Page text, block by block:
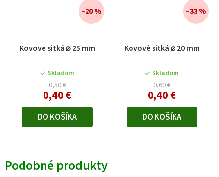
Kovové sitká ⌀ 25 mm
Skladom
0,50 €
0,40 €
–20 %
DO KOŠÍKA
Kovové sitká ⌀ 20 mm
Skladom
0,60 €
0,40 €
–33 %
DO KOŠÍKA
Podobné produkty